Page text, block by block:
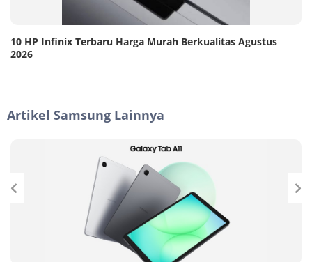
10 HP Infinix Terbaru Harga Murah Berkualitas Agustus
2026
Artikel Samsung Lainnya